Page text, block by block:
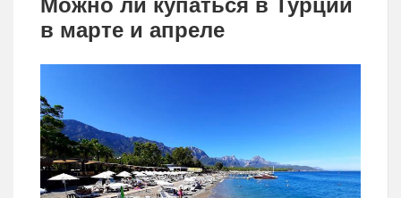
Можно ли купаться в Турции
в марте и апреле